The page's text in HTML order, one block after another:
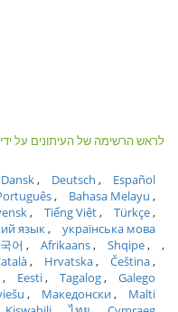
לראש הרשימה של העיתונים על
Dansk Deutsch
Español
Bahasa Melayu
Tiếng Việt
Türkçe
язык українська мова
어 Afrikaans
Shqipe
Hrvatska
Čeština
Eesti Tagalog Galego
Македонски Malti